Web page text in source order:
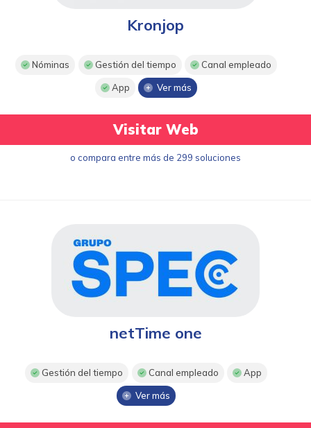
Kronjop
Nóminas Gestión del tiempo Canal empleado
App Ver más
Visitar Web
o compara entre más de 299 soluciones
netTime one
Gestión del tiempo Canal empleado App
Ver más